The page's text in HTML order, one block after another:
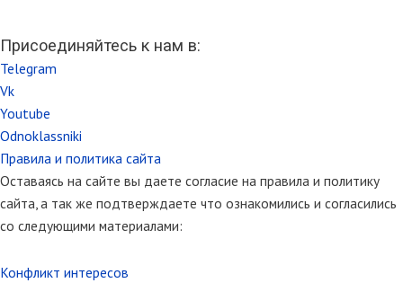
Присоединяйтесь к нам в:
Telegram
Vk
Youtube
Odnoklassniki
Правила и политика сайта
Оставаясь на сайте вы даете согласие на правила и политику
сайта, а так же подтверждаете что ознакомились и согласились
со следующими материалами:
Конфликт интересов